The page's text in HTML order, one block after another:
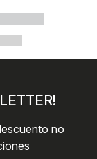
no